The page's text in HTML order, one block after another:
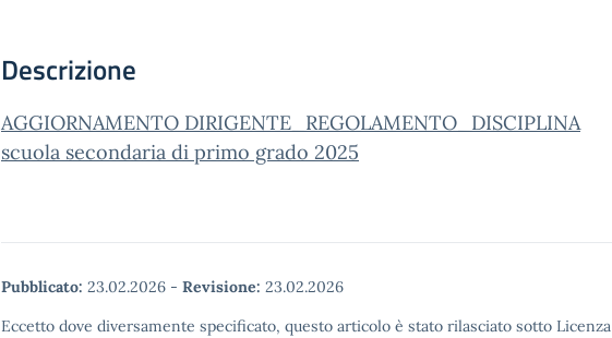
Descrizione
AGGIORNAMENTO DIRIGENTE_REGOLAMENTO_DISCIPLINA
scuola secondaria di primo grado 2025
Pubblicato: 23.02.2026 - Revisione: 23.02.2026
Eccetto dove diversamente specificato, questo articolo è stato rilasciato sotto Licenza